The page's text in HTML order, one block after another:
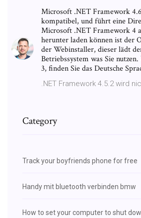
Microsoft .NET Framework
kompatibel, und führt eine
Microsoft .NET Framework 4
herunter laden können ist der
der Webinstaller, dieser lädt
Betriebssystem was Sie
3, finden Sie das Deutsche
.NET Framework 4.5.2 wird
Category
Track your boyfriends phone for free
Handy mit bluetooth verbinden bmw
How to set your computer to shut